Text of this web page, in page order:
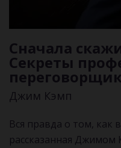
Сначала
Секреты
Джим Кэмп
Вся правда о том, как
рассказанная